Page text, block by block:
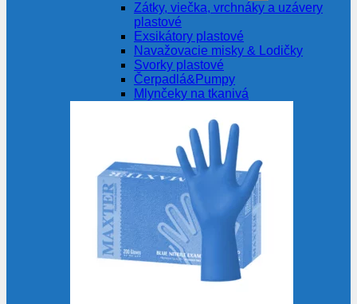
Zátky, viečka, vrchnáky a uzávery
plastové
Exsikátory plastové
Navažovacie misky & Lodičky
Svorky plastové
Čerpadlá&Pumpy
Mlynčeky na tkanivá